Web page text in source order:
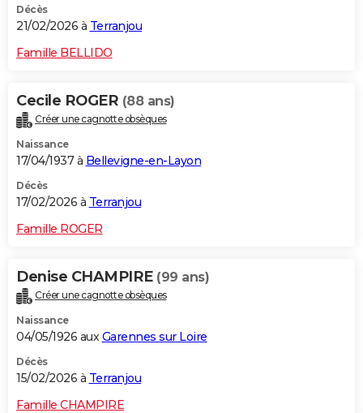
Décès
21/02/2026 à Terranjou
Famille BELLIDO
Cecile ROGER (88 ans)
Créer une cagnotte obsèques
Naissance
17/04/1937 à Bellevigne-en-Layon
Décès
17/02/2026 à Terranjou
Famille ROGER
Denise CHAMPIRE (99 ans)
Créer une cagnotte obsèques
Naissance
04/05/1926 auxGarennes sur Loire
Décès
15/02/2026 à Terranjou
Famille CHAMPIRE